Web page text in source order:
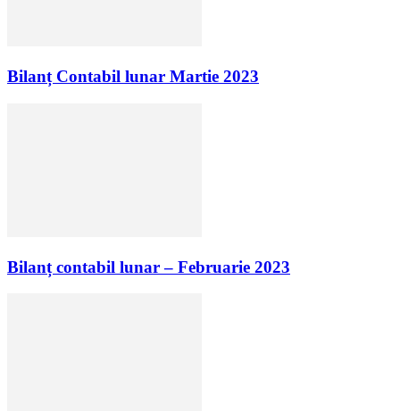
Bilanț Contabil lunar Martie 2023
Bilanț contabil lunar – Februarie 2023